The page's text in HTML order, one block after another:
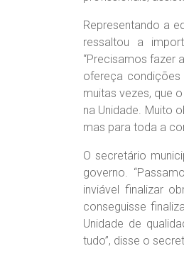
Representando a
ressaltou a
“Precisamos fazer
ofereça condições
muitas vezes, que
na Unidade. Muito
mas para toda a
O secretário
governo.
inviável finalizar
conseguisse
Unidade de
tudo”, disse o